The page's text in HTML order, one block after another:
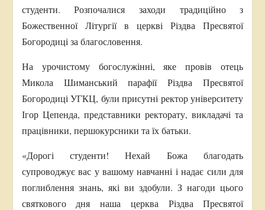
студенти. Розпочалися заходи традиційно з
Божественної Літургії в церкві Різдва Пресвятої
Богородиці за благословення.
На урочистому богослужінні, яке провів отець
Микола Шиманський парафії Різдва Пресвятої
Богородиці УГКЦ, були присутні ректор університету
Ігор Цепенда, представники ректорату, викладачі та
працівники, першокурсники та їх батьки.
«Дорогі студенти! Нехай Божа благодать
супроводжує вас у вашому навчанні і надає сили для
поглиблення знань, які ви здобули. З нагоди цього
святкового дня наша церква Різдва Пресвятої